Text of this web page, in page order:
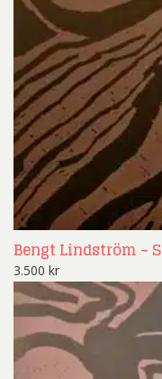
Bengt Lindström –
3.500 kr